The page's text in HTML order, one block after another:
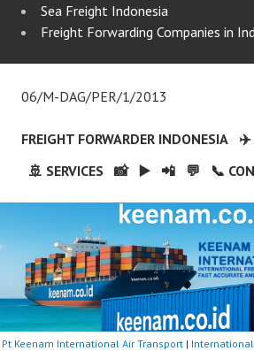
Sea Freight Indonesia
Freight Forwarding Companies in
06/M-DAG/PER/1/2013
FREIGHT FORWARDER INDONESIA
✈️
🚢 SERVICES
📸 ▶️ 📲 💬 📞
Pt Keenam International Air Transport|